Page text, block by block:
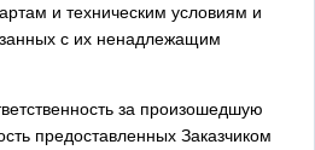
и техническим условиям и
с их ненадлежащим
за произошедшую
предоставленных Заказчиком